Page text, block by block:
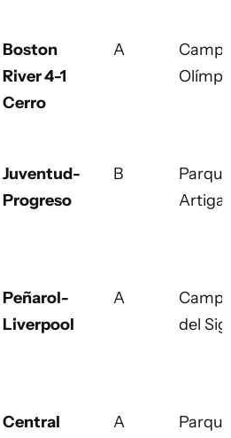
Boston
River 4-1
Cerro
A
Juventud-
Progreso
B
Parque
Peñarol-
Liverpool
A
del
Central
A
Parque